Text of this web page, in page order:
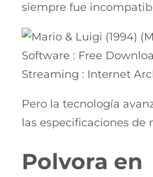
siempre fue
Pero la tecnología
las especificaciones de
Polvora en